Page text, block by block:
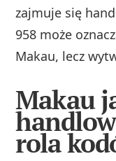
zajmuje się
958 może
Makau, lecz
Makau
rola